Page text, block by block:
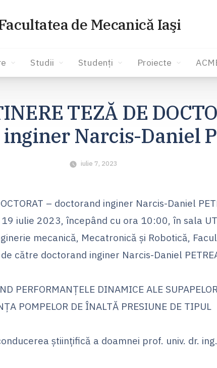
de Mecanică Iaşi
Studii Studenți Proiecte
TEZĂ DE
Narcis-Daniel
iulie 7, 2023
– doctorand inginer Narcis-Daniel
iulie 2023, începând cu ora 10:00, în sala
mecanică, Mecatronică şi Robotică,
către doctorand inginer Narcis-Daniel
PERFORMANȚELE DINAMICE ALE
POMPELOR DE ÎNALTĂ PRESIUNE DE TIPUL
științifică a doamnei prof. univ. dr.